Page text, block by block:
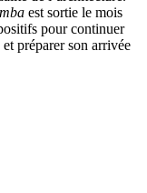
est sortie le mois
pour continuer
préparer son arrivée